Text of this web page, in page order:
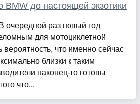
BMW до настоящей экзотики
очередной раз новый год
для мотоциклетной
вероятность, что именно сейчас
близки к таким
наконец-то готовы
что...